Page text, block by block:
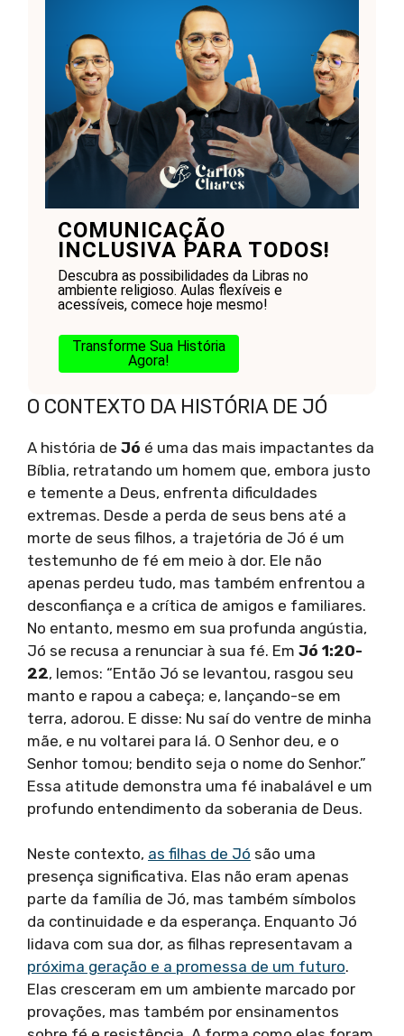
COMUNICAÇÃO
INCLUSIVA PARA TODOS!
Descubra as possibilidades da Libras no
ambiente religioso. Aulas flexíveis e
acessíveis, comece hoje mesmo!
Transforme Sua História
Agora!
O CONTEXTO DA HISTÓRIA DE JÓ
A história de Jó é uma das mais impactantes da
Bíblia, retratando um homem que, embora justo
e temente a Deus, enfrenta dificuldades
extremas. Desde a perda de seus bens até a
morte de seus filhos, a trajetória de Jó é um
testemunho de fé em meio à dor. Ele não
apenas perdeu tudo, mas também enfrentou a
desconfiança e a crítica de amigos e familiares.
No entanto, mesmo em sua profunda angústia,
Jó se recusa a renunciar à sua fé. Em Jó 1:20-
22, lemos: “Então Jó se levantou, rasgou seu
manto e rapou a cabeça; e, lançando-se em
terra, adorou. E disse: Nu saí do ventre de minha
mãe, e nu voltarei para lá. O Senhor deu, e o
Senhor tomou; bendito seja o nome do Senhor.”
Essa atitude demonstra uma fé inabalável e um
profundo entendimento da soberania de Deus.
Neste contexto, as filhas de Jó são uma
presença significativa. Elas não eram apenas
parte da família de Jó, mas também símbolos
da continuidade e da esperança. Enquanto Jó
lidava com sua dor, as filhas representavam a
próxima geração e a promessa de um futuro.
Elas cresceram em um ambiente marcado por
provações, mas também por ensinamentos